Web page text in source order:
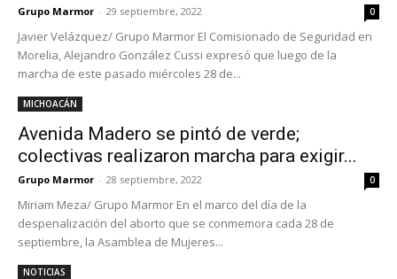
Grupo Marmor - 29 septiembre, 2022 0
Javier Velázquez/ Grupo Marmor El Comisionado de Seguridad en
Morelia, Alejandro González Cussi expresó que luego de la
marcha de este pasado miércoles 28 de...
MICHOACÁN
Avenida Madero se pintó de verde;
colectivas realizaron marcha para exigir...
Grupo Marmor - 28 septiembre, 2022 0
Miriam Meza/ Grupo Marmor En el marco del día de la
despenalización del aborto que se conmemora cada 28 de
septiembre, la Asamblea de Mujeres...
NOTICIAS